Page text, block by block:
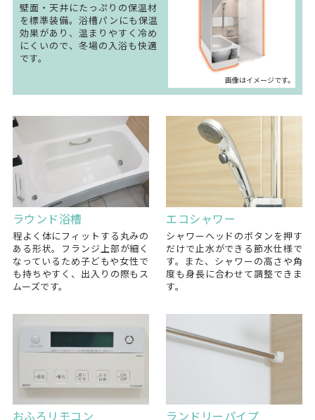
壁面・天井にたっぷりの保温材
を標準装備。浴槽パンにも保温
効果があり、温まりやすく冷め
にくいので、冬場の入浴も快適
です。
画像はイメージです。
ラウンド浴槽
程よく体にフィットする丸みの
ある形状。フランジ上部が細く
なっているため子どもや女性で
も持ちやすく、出入りの際もス
ムーズです。
エコシャワー
シャワーヘッドのボタンを押す
だけで止水ができる節水仕様で
す。また、シャワーの高さや角
度も身長に合わせて調整できま
す。
おふろリモコン ランドリーパイプ